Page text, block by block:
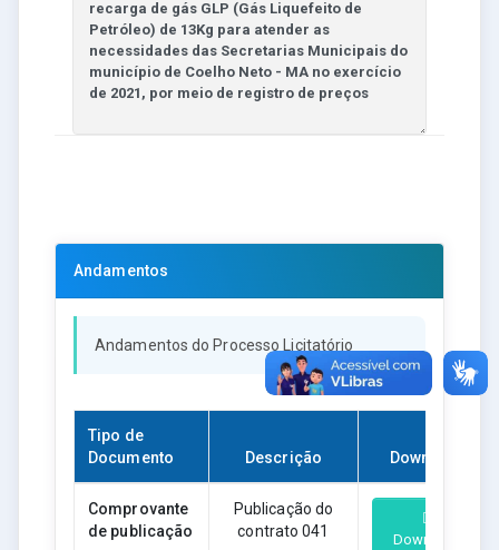
Andamentos
Andamentos do Processo Licitatório
Tipo de
Documento
Descrição Download
Comprovante
de publicação
Publicação do
contrato 041
Download